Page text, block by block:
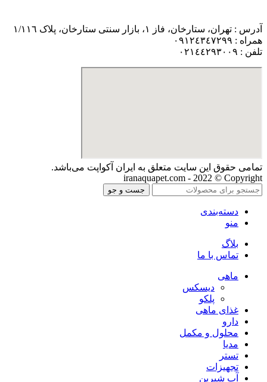
آدرس : تهران، ستارخان، فاز ١، بازار سنتی ستارخان، پلاک ١/١١٦
همراه : ٠٩١٢٤٣٤٧٢٩٩
تلفن : ٠٢١٤٤٢٩٣٠٠٩
تمامی حقوق اين سايت متعلق به ایران آکواپت می‌باشد.
iranaquapet.com - 2022 © Copyright
جست و جو
دسته‌بندی
منو
بلاگ
تماس با ما
ماهی
دیسکس
پلکو
غذای ماهی
دارو
محلول و مکمل
مدیا
تستر
تجهیزات
آب شیرین